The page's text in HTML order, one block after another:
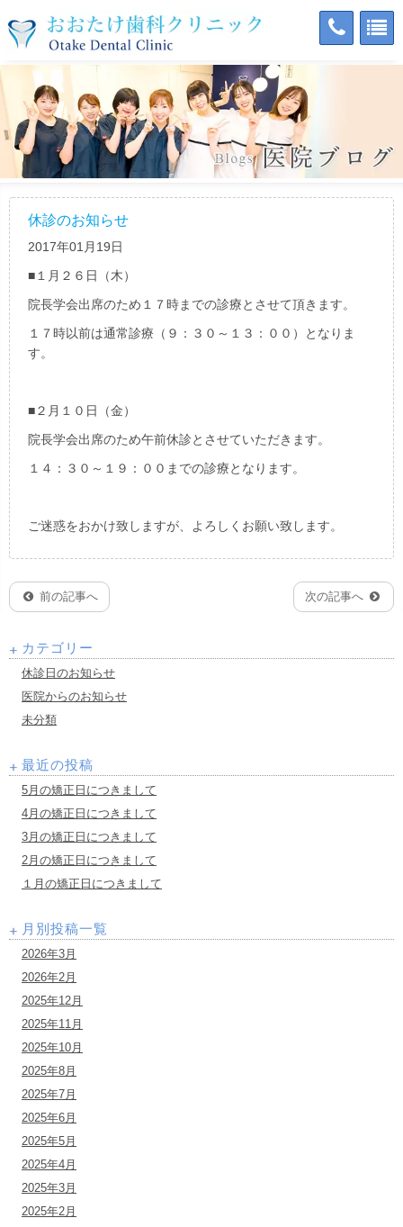
休診のお知らせ
2017年01月19日
■１月２６日（木）
院長学会出席のため１７時までの診療とさせて頂きます。
１７時以前は通常診療（９：３０～１３：００）となりま
す。
■２月１０日（金）
院長学会出席のため午前休診とさせていただきます。
１４：３０～１９：００までの診療となります。
ご迷惑をおかけ致しますが、よろしくお願い致します。
前の記事へ 次の記事へ
カテゴリー
休診日のお知らせ
医院からのお知らせ
未分類
最近の投稿
5月の矯正日につきまして
4月の矯正日につきまして
3月の矯正日につきまして
2月の矯正日につきまして
１月の矯正日につきまして
月別投稿一覧
2026年3月
2026年2月
2025年12月
2025年11月
2025年10月
2025年8月
2025年7月
2025年6月
2025年5月
2025年4月
2025年3月
2025年2月